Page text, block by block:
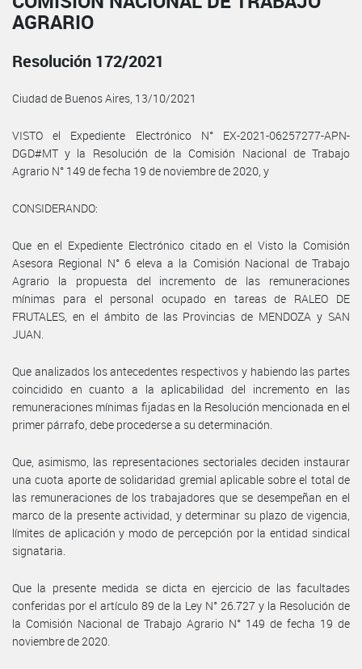
AGRARIO
Resolución 172/2021
Ciudad de Buenos Aires, 13/10/2021
VISTO el Expediente Electrónico N° EX-2021-06257277-APN-
DGD#MT y la Resolución de la Comisión Nacional de Trabajo
Agrario N° 149 de fecha 19 de noviembre de 2020, y
CONSIDERANDO:
Que en el Expediente Electrónico citado en el Visto la Comisión
Asesora Regional N° 6 eleva a la Comisión Nacional de Trabajo
Agrario la propuesta del incremento de las remuneraciones
mínimas para el personal ocupado en tareas de RALEO DE
FRUTALES, en el ámbito de las Provincias de MENDOZA y SAN
JUAN.
Que analizados los antecedentes respectivos y habiendo las partes
coincidido en cuanto a la aplicabilidad del incremento en las
remuneraciones mínimas fijadas en la Resolución mencionada en el
primer párrafo, debe procederse a su determinación.
Que, asimismo, las representaciones sectoriales deciden instaurar
una cuota aporte de solidaridad gremial aplicable sobre el total de
las remuneraciones de los trabajadores que se desempeñan en el
marco de la presente actividad, y determinar su plazo de vigencia,
límites de aplicación y modo de percepción por la entidad sindical
signataria.
Que la presente medida se dicta en ejercicio de las facultades
conferidas por el artículo 89 de la Ley N° 26.727 y la Resolución de
la Comisión Nacional de Trabajo Agrario N° 149 de fecha 19 de
noviembre de 2020.